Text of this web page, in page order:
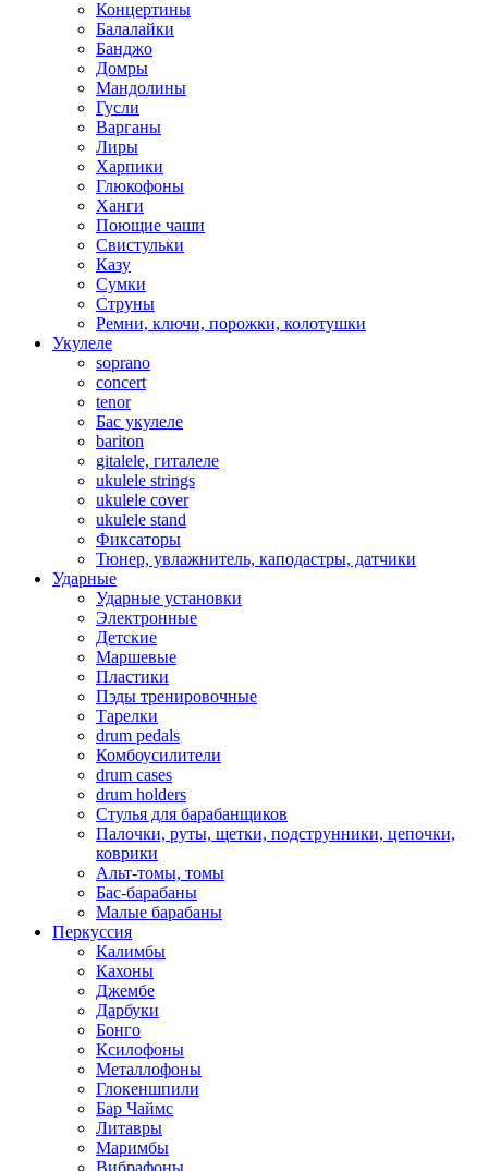
Концертины
Балалайки
Банджо
Домры
Мандолины
Гусли
Варганы
Лиры
Харпики
Глюкофоны
Ханги
Поющие чаши
Свистульки
Казу
Сумки
Струны
Ремни, ключи, порожки, колотушки
Укулеле
soprano
concert
tenor
Бас укулеле
bariton
gitalele, гиталеле
ukulele strings
ukulele cover
ukulele stand
Фиксаторы
Тюнер, увлажнитель, каподастры, датчики
Ударные
Ударные установки
Электронные
Детские
Маршевые
Пластики
Пэды тренировочные
Тарелки
drum pedals
Комбоусилители
drum cases
drum holders
Стулья для барабанщиков
Палочки, руты, щетки, подструнники, цепочки,
коврики
Альт-томы, томы
Бас-барабаны
Малые барабаны
Перкуссия
Калимбы
Кахоны
Джембе
Дарбуки
Бонго
Ксилофоны
Металлофоны
Глокеншпили
Бар Чаймс
Литавры
Маримбы
Вибрафоны